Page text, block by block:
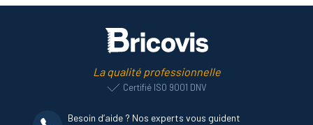
La qualité professionnelle
Certifié ISO 9001 DNV
Besoin d’aide ? Nos experts vous guident